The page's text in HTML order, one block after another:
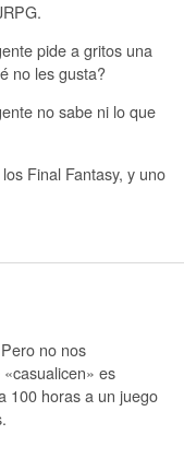
pide a gritos una
no les gusta?
no sabe ni lo que
Final Fantasy, y uno
no nos
es
100 horas a un juego